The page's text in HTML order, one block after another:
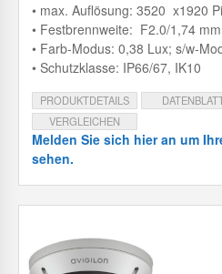
• max. Auflösung: 3520 x1920
• Festbrennweite: F2.0/1,74
• Farb-Modus: 0,38 Lux; s/w-
• Schutzklasse: IP66/67, IK10
PRODUKTDETAILS
VERGLEICHEN
Melden Sie sich hier an um
sehen.